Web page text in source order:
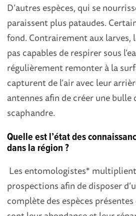
D’autres espèces, qui se
paraissent plus pataudes.
fond. Contrairement aux larves,
pas capables de respirer sous
régulièrement remonter à la
capturent de l’air avec leur
antennes afin de créer une bulle
scaphandre.
Quelle est l’état des
dans la région ?
Les entomologistes*
prospections afin de disposer
complète des espèces